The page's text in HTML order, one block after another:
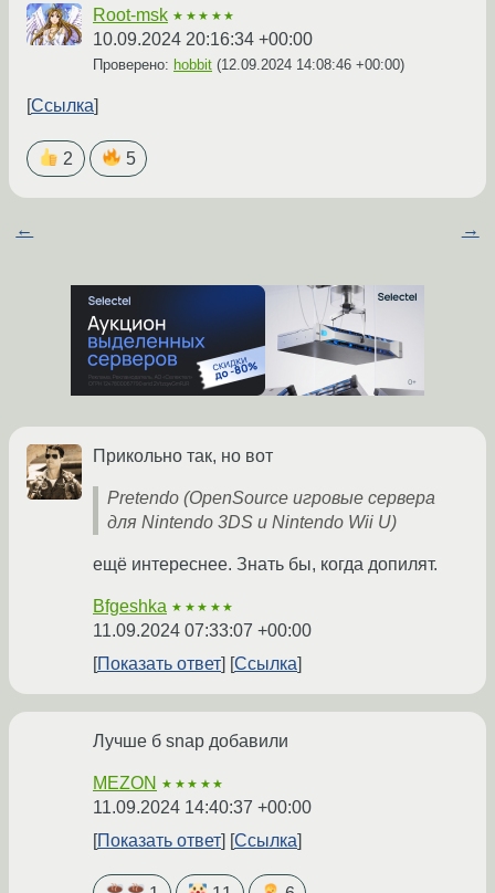
Root-msk ★★★★★
10.09.2024 20:16:34 +00:00
Проверено: hobbit (12.09.2024 14:08:46 +00:00)
Ссылка
2 5
← →
Прикольно так, но вот
Pretendo (OpenSource игровые сервера
для Nintendo 3DS и Nintendo Wii U)
ещё интереснее. Знать бы, когда допилят.
Bfgeshka ★★★★★
11.09.2024 07:33:07 +00:00
Показать ответ
Ссылка
Лучше б snap добавили
MEZON ★★★★★
11.09.2024 14:40:37 +00:00
Показать ответ
Ссылка